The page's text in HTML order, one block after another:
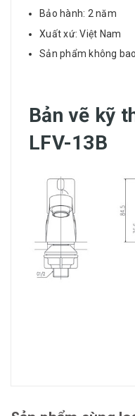
Bảo hành: 2 năm
Xuất xứ: Việt Nam
Sản phẩm không
Bản vẽ kỹ
LFV-13B